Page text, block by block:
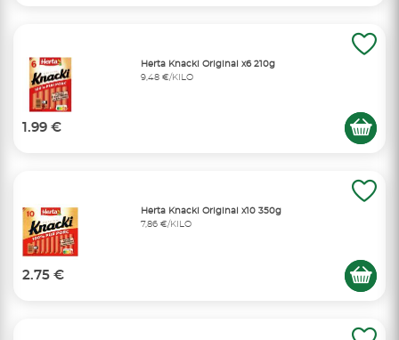
Herta Knacki Original x6 210g
9,48 €/KILO
1.99 €
Herta Knacki Original x10 350g
7,86 €/KILO
2.75 €